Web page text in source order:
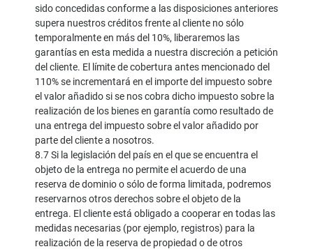
sido concedidas conforme a las disposiciones anteriores
supera nuestros créditos frente al cliente no sólo
temporalmente en más del 10%, liberaremos las
garantías en esta medida a nuestra discreción a petición
del cliente. El límite de cobertura antes mencionado del
110% se incrementará en el importe del impuesto sobre
el valor añadido si se nos cobra dicho impuesto sobre la
realización de los bienes en garantía como resultado de
una entrega del impuesto sobre el valor añadido por
parte del cliente a nosotros.
8.7 Si la legislación del país en el que se encuentra el
objeto de la entrega no permite el acuerdo de una
reserva de dominio o sólo de forma limitada, podremos
reservarnos otros derechos sobre el objeto de la
entrega. El cliente está obligado a cooperar en todas las
medidas necesarias (por ejemplo, registros) para la
realización de la reserva de propiedad o de otros